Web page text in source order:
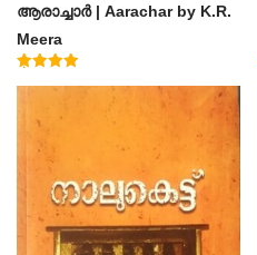
ആരാച്ചാര്‍ | Aarachar by K.R.
Meera